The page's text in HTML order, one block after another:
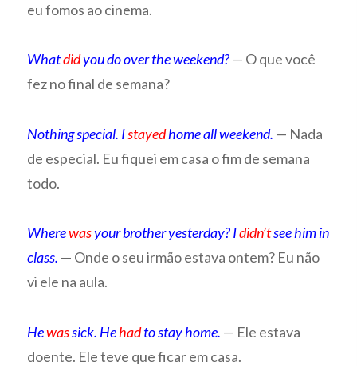
eu fomos ao cinema.
Whatdidyou do over the weekend?— O que você
fez no final de semana?
Nothing special. Istayedhome all weekend. — Nada
de especial. Eu fiquei em casa o fim de semana
todo.
Wherewasyour brother yesterday? Ididn’tsee him in
class. — Onde o seu irmão estava ontem? Eu não
vi ele na aula.
Hewassick. Hehadto stay home. — Ele estava
doente. Ele teve que ficar em casa.